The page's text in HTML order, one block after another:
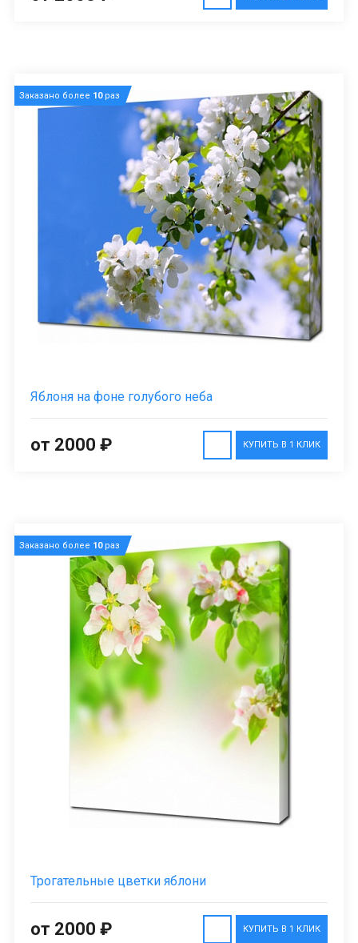
Заказано более 10раз
Яблоня на фоне голубого неба
КУПИТЬ В 1 КЛИК
от 2000 ₽
Заказано более 10раз
Трогательные цветки яблони
КУПИТЬ В 1 КЛИК
от 2000 ₽